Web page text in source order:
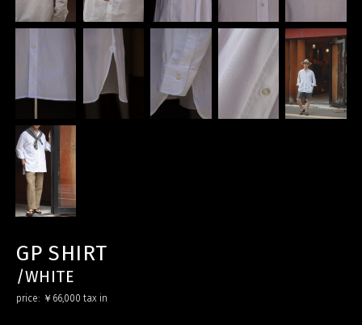
GP SHIRT
/WHITE
price: ￥66,000 tax in